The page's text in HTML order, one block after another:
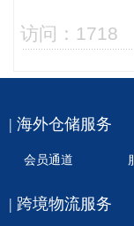
访问：1718
| 海外仓储服务
会员通道
| 跨境物流服务